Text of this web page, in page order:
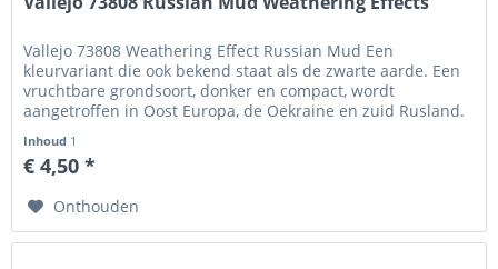
Vallejo 73808 Weathering Effect Russian Mud Een
kleurvariant die ook bekend staat als de zwarte aarde. Een
vruchtbare grondsoort, donker en compact, wordt
aangetroffen in Oost Europa, de Oekraine en zuid Rusland.
Inhoud 1
€ 4,50 *
Onthouden